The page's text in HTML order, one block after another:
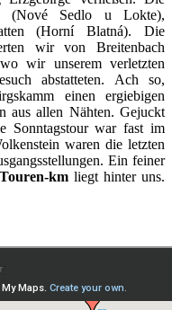
(Nové Sedlo u Lokte),
(Horní Blatná). Die
wir von Breitenbach
wir unserem verletzten
abstatteten. Ach so,
einen ergiebigen
aus allen Nähten. Gejuckt
Sonntagstour war fast im
waren die letzten
Ein feiner
km liegt hinter uns.